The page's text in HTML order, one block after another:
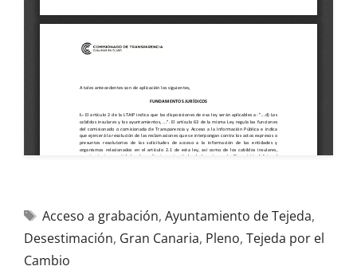
Acceso a grabación, Ayuntamiento de Tejeda,
Desestimación, Gran Canaria, Pleno, Tejeda por el
Cambio